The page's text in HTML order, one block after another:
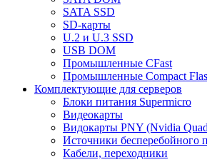
SATA SSD
SD-карты
U.2 и U.3 SSD
USB DOM
Промышленные CFast
Промышленные Compact
Комплектующие для серверов
Блоки питания Supermicro
Видеокарты
Видокарты PNY (Nvidia
Источники бесперебойного
Кабели, переходники